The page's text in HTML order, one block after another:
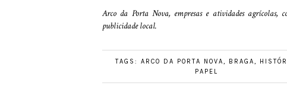
Arco da Porta Nova, empresas e atividades agrícolas,
publicidade local.
TAGS: ARCO DA PORTA NOVA, BRAGA,
PAPEL